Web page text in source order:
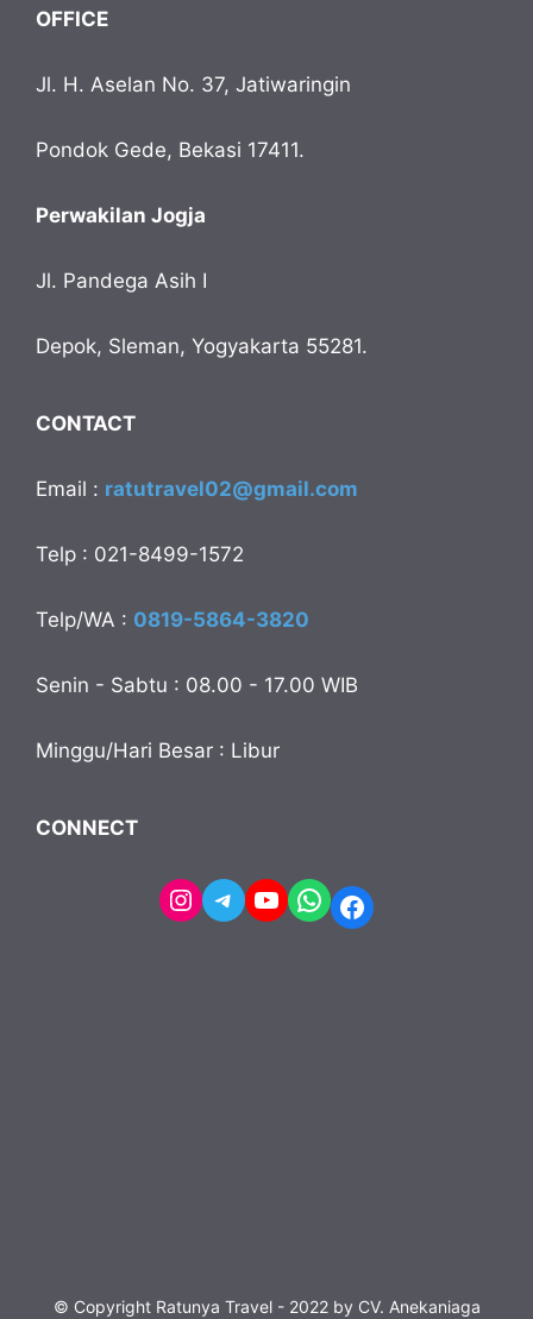
OFFICE
Jl. H. Aselan No. 37, Jatiwaringin
Pondok Gede, Bekasi 17411.
Perwakilan Jogja
Jl. Pandega Asih I
Depok, Sleman, Yogyakarta 55281.
CONTACT
Email : ratutravel02@gmail.com
Telp : 021-8499-1572
Telp/WA : 0819-5864-3820
Senin - Sabtu : 08.00 - 17.00 WIB
Minggu/Hari Besar : Libur
CONNECT
Instagram
Telegram
YouTube
WhatsApp
Facebook
© Copyright Ratunya Travel - 2022 by CV. Anekaniaga